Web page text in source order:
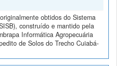
obtidos do Sistema
construído e mantido pela
Informática Agropecuária
de Solos do Trecho Cuiabá-